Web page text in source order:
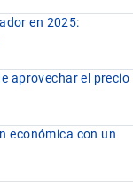
en 2025:
aprovechar el precio
económica con un